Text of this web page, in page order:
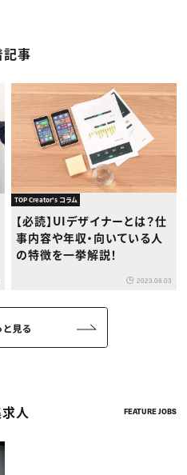
記事
TOP Creator's コラム
【必読】UIデザイナーとは？仕
事内容や年収・向いている人
の特徴を一挙解説！
2023.08.03
人 FEATURE JOBS